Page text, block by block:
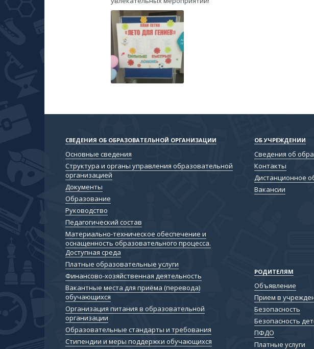
СВЕДЕНИЯ ОБ ОБРАЗОВАТЕЛЬНОЙ ОРГАНИЗАЦИИ
Основные сведения
Структура и органы управления образовательной
организацией
Документы
Образование
Руководство
Педагогический состав
Материально-техническое обеспечение и
оснащенность образовательного процесса.
Доступная среда
Платные образовательные услуги
Финансово-хозяйственная деятельность
Вакантные места для приёма (перевода)
обучающихся
Организация питания в образовательной
организации
Образовательные стандарты и требования
Cтипендии и меры поддержки обучающихся
ОБ УЧРЕЖДЕНИИ
Сведения об
Контакты
Дистанционное
Вакансии
РОДИТЕЛЯМ
Объявление
Прием в
Безопасность
Безопасность
ПФДО
Платные услуги